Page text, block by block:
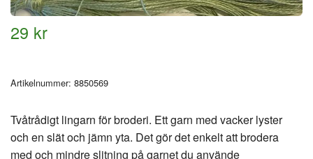
29 kr
Artikelnummer: 8850569
Tvåtrådigt lingarn för broderi. Ett garn med vacker lyster
och en slät och jämn yta. Det gör det enkelt att brodera
med och mindre slitning på garnet du använde